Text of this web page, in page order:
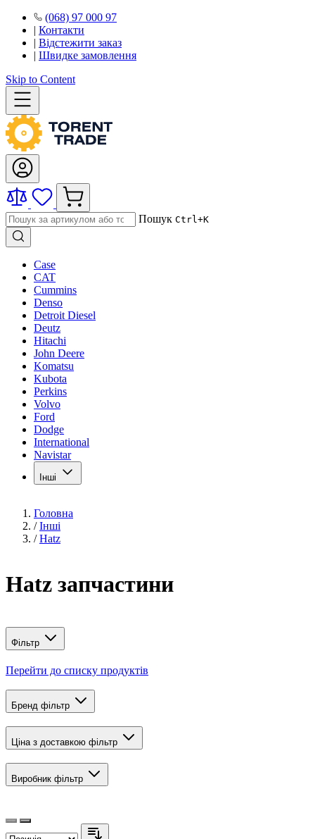
(068) 97 000 97
| Контакти
| Відстежити заказ
| Швидке замовлення
Skip to Content
Пошук Ctrl+K
Case
CAT
Cummins
Denso
Detroit Diesel
Deutz
Hitachi
John Deere
Komatsu
Kubota
Perkins
Volvo
Ford
Dodge
International
Navistar
Інші
Головна
/ Інші
/ Hatz
Hatz запчастини
Фільтр
Перейти до списку продуктів
Бренд фільтр
Ціна з доставкою фільтр
Виробник фільтр